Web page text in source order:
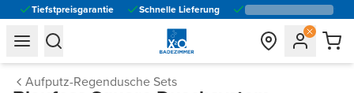
Tiefstpreisgarantie Schnelle Lieferung
general.navigation.toggle_menu.label
general.navigation.toggle_menu.label
Aufputz-Regendusche Sets